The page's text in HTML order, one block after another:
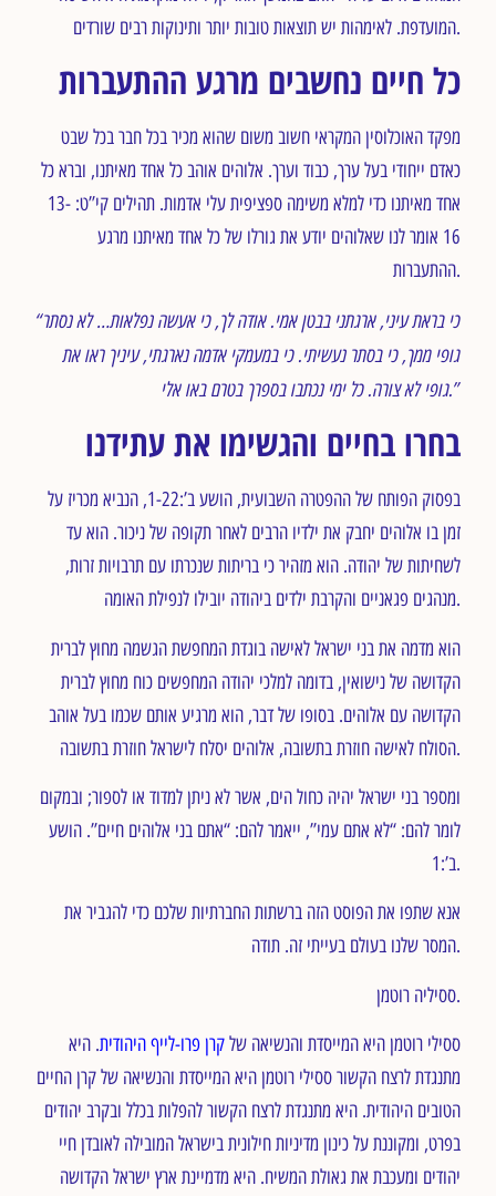
המועדפת. לאימהות יש תוצאות טובות יותר ותינוקות רבים שורדים.
כל חיים נחשבים מרגע ההתעברות
מפקד האוכלוסין המקראי חשוב משום שהוא מכיר בכל חבר בכל שבט
כאדם ייחודי בעל ערך, כבוד וערך. אלוהים אוהב כל אחד מאיתנו, וברא כל
אחד מאיתנו כדי למלא משימה ספציפית עלי אדמות. תהילים קי”ט: 13-
16 אומר לנו שאלוהים יודע את גורלו של כל אחד מאיתנו מרגע
ההתעברות.
“כי בראת עיני, ארגתני בבטן אמי. אודה לך, כי אעשה נפלאות… לא נסתר
גופי ממך, כי בסתר נעשיתי. כי במעמקי אדמה נארגתי, עיניך ראו את
גופי לא צורה. כל ימי נכתבו בספרך בטרם באואלי.”
בחרו בחיים והגשימו את עתידנו
בפסוק הפותח של ההפטרה השבועית, הושע ב’:1-22, הנביא מכריז על
זמן בו אלוהים יחבק את ילדיו הרבים לאחר תקופה של ניכור. הוא עד
לשחיתות של יהודה. הוא מזהיר כי בריתות שנכרתו עם תרבויות זרות,
מנהגים פגאניים והקרבת ילדים ביהודה יובילו לנפילת האומה.
הוא מדמה את בני ישראל לאישה בוגדת המחפשת הגשמה מחוץ לברית
הקדושה של נישואין, בדומה למלכי יהודה המחפשים כוח מחוץ לברית
הקדושה עם אלוהים. בסופו של דבר, הוא מרגיע אותם שכמו בעל אוהב
הסולח לאישה חוזרת בתשובה, אלוהים יסלח לישראל חוזרת בתשובה.
ומספר בני ישראל יהיה כחול הים, אשר לא ניתן למדוד או לספור; ובמקום
לומר להם: “לא אתם עמי”, ייאמר להם: “אתם בני אלוהים חיים”. הושע
ב’:1.
אנא שתפו את הפוסט הזה ברשתות החברתיות שלכם כדי להגביר את
המסר שלנו בעולם בעייתי זה. תודה.
ססיליה רוטמן.
ססילי רוטמן היא המייסדת והנשיאה שלקרן פרו-לייף היהודית. היא
מתנגדת לרצח הקשור ססילי רוטמן היא המייסדת והנשיאה של קרן החיים
הטובים היהודית. היא מתנגדת לרצח הקשור להפלות בכלל ובקרב יהודים
בפרט, ומקוננת על כינון מדיניות חילונית בישראל המובילה לאובדן חיי
יהודים ומעכבת את גאולת המשיח. היא מדמיינת ארץ ישראל הקדושה